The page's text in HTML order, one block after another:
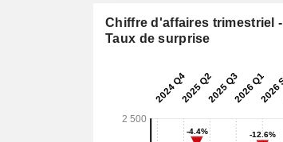
Chiffre d'affaires trimestriel -
Taux de surprise